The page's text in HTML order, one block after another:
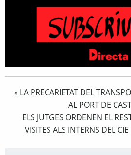
« LA PRECARIETAT DEL
AL PORT DE
ELS JUTGES ORDENEN EL
VISITES ALS INTERNS DEL